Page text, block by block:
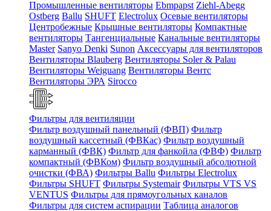
Промышленные вентиляторы Ebmpapst Ziehl-Abegg
Ostberg Ballu SHUFT Electrolux Осевые вентиляторы
Центробежные Крышные вентиляторы Компактные
вентиляторы Тангенциальные Канальные вентиляторы
Master Sanyo Denki Sunon Аксессуары для вентиляторов
Вентиляторы Blauberg Вентиляторы Soler & Palau
Вентиляторы Weiguang Вентиляторы Вентс
Вентиляторы ЭРА Sirocco
Фильтры для вентиляции
Фильтр воздушный панельный (ФВП) Фильтр
воздушный кассетный (ФВКас) Фильтр воздушный
карманный (ФВК) Фильтр для фанкойла (ФВФ) Фильтр
компактный (ФВКом) Фильтр воздушный абсолютной
очистки (ФВА) Фильтры Ballu Фильтры Electrolux
Фильтры SHUFT Фильтры Systemair Фильтры VTS VS
VENTUS Фильтры для прямоугольных каналов
Фильтры для систем аспирации Таблица аналогов